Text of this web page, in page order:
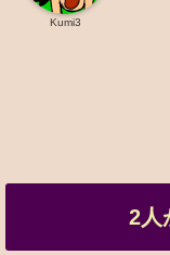
Kumi3
2人